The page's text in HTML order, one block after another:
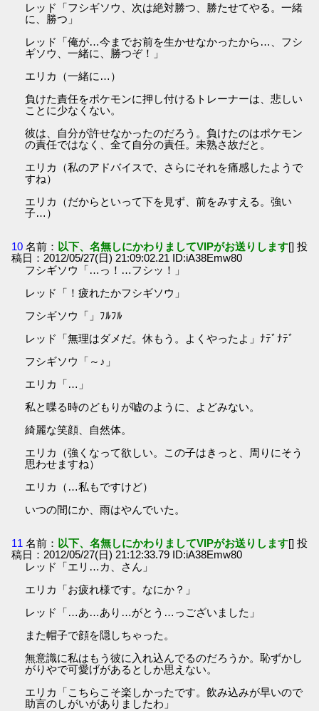
レッド「フシギソウ、次は絶対勝つ、勝たせてやる。一緒
に、勝つ」
レッド「俺が…今までお前を生かせなかったから…、フシ
ギソウ、一緒に、勝つぞ！」
エリカ（一緒に…）
負けた責任をポケモンに押し付けるトレーナーは、悲しい
ことに少なくない。
彼は、自分が許せなかったのだろう。負けたのはポケモン
の責任ではなく、全て自分の責任。未熟さ故だと。
エリカ（私のアドバイスで、さらにそれを痛感したようで
すね）
エリカ（だからといって下を見ず、前をみすえる。強い
子…）
10 名前： 以下、名無しにかわりましてVIPがお送りします[] 投
稿日：2012/05/27(日) 21:09:02.21 ID:iA38Emw80
フシギソウ「…っ！…フシッ！」
レッド「！疲れたかフシギソウ」
フシギソウ「」ﾌﾙﾌﾙ
レッド「無理はダメだ。休もう。よくやったよ」ﾅﾃﾞﾅﾃﾞ
フシギソウ「～♪」
エリカ「…」
私と喋る時のどもりが嘘のように、よどみない。
綺麗な笑顔、自然体。
エリカ（強くなって欲しい。この子はきっと、周りにそう
思わせますね）
エリカ（…私もですけど）
いつの間にか、雨はやんでいた。
11 名前： 以下、名無しにかわりましてVIPがお送りします[] 投
稿日：2012/05/27(日) 21:12:33.79 ID:iA38Emw80
レッド「エリ…カ、さん」
エリカ「お疲れ様です。なにか？」
レッド「…あ…あり…がとう…っございました」
また帽子で顔を隠しちゃった。
無意識に私はもう彼に入れ込んでるのだろうか。恥ずかし
がりやで可愛げがあるとしか思えない。
エリカ「こちらこそ楽しかったです。飲み込みが早いので
助言のしがいがありましたわ」